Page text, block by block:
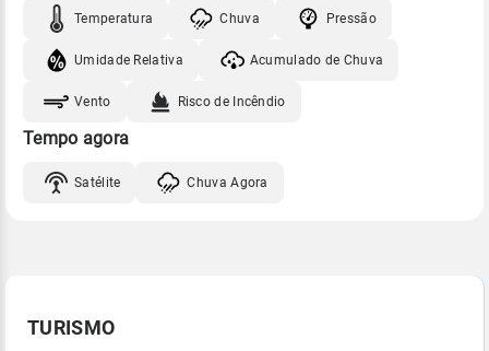
Temperatura Chuva Pressão
Umidade Relativa Acumulado de Chuva
Vento Risco de Incêndio
Tempo agora
Satélite Chuva Agora
TURISMO